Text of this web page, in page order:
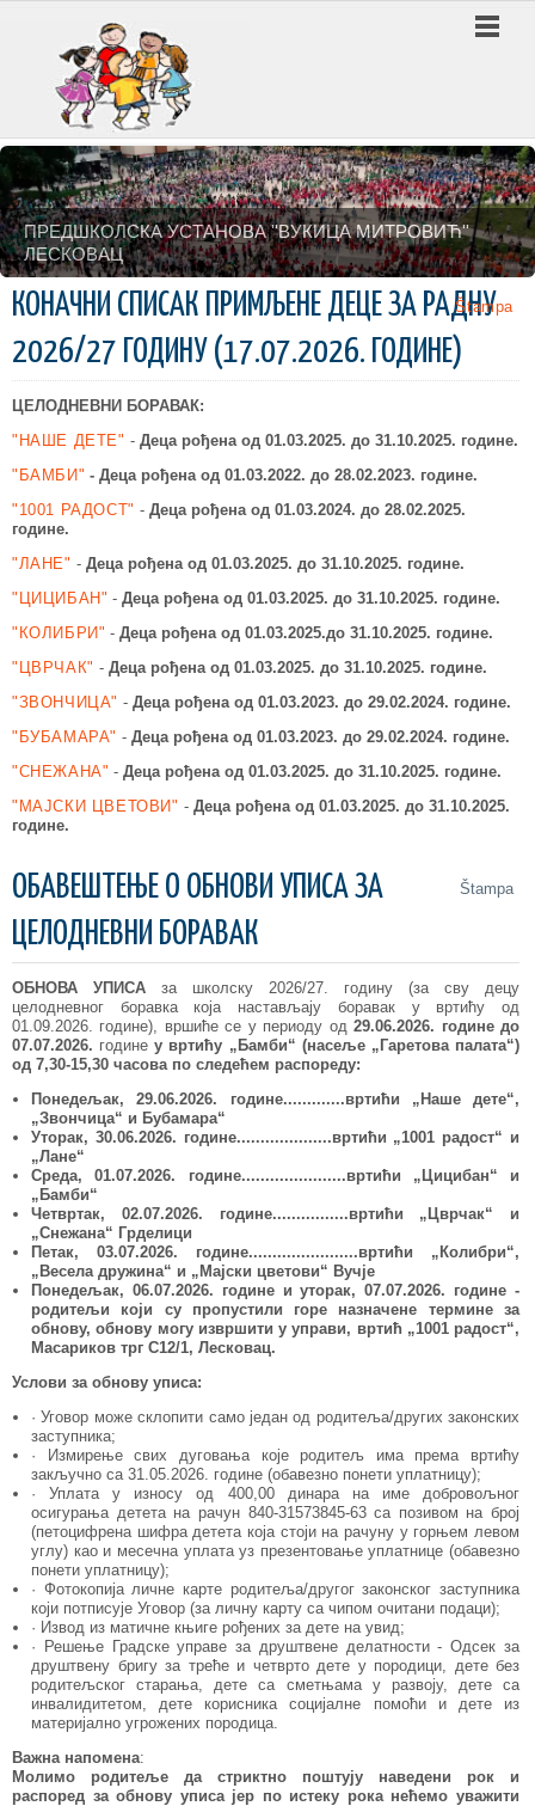
ПРЕДШКОЛСКА УСТАНОВА ''ВУКИЦА МИТРОВИЋ''
ЛЕСКОВАЦ
КОНАЧНИ СПИСАК ПРИМЉЕНЕ ДЕЦЕ ЗА РАДНУ
2026/27 ГОДИНУ (17.07.2026. ГОДИНЕ)
Štampa
ЦЕЛОДНЕВНИ БОРАВАК:
"НАШЕ ДЕТЕ" - Деца рођена од 01.03.2025. до 31.10.2025. године.
"БАМБИ" -Деца рођена од 01.03.2022.до 28.02.2023. године.
"1001 РАДОСТ" - Деца рођена од 01.03.2024. до 28.02.2025.
године.
"ЛАНЕ" - Деца рођена од 01.03.2025. до 31.10.2025. године.
"ЦИЦИБАН" -Деца рођена од 01.03.2025.до 31.10.2025. године.
"КОЛИБРИ" -Деца рођена од 01.03.2025.до 31.10.2025. године.
"ЦВРЧАК" - Деца рођена од 01.03.2025. до 31.10.2025. године.
"ЗВОНЧИЦА" - Деца рођена од 01.03.2023. до 29.02.2024. године.
"БУБАМАРА" - Деца рођена од 01.03.2023. до 29.02.2024. године.
"СНЕЖАНА" -Деца рођена од 01.03.2025.до 31.10.2025. године.
"МАЈСКИ ЦВЕТОВИ" - Деца рођена од 01.03.2025. до 31.10.2025.
године.
ОБАВЕШТЕЊЕ О ОБНОВИ УПИСА ЗА
ЦЕЛОДНЕВНИ БОРАВАК
Štampa
ОБНОВА УПИСА за школску 2026/27. годину (за сву децу
целодневног боравка која настављају боравак у вртићу од
01.09.2026. године), вршиће се у периоду од29.06.2026. годинедо
07.07.2026. годинеу вртићу „Бамби“ (насеље „Гаретова палата“)
од 7,30-15,30 часова по следећем распореду:
Понедељак, 29.06.2026. године.............вртићи „Наше дете“,
„Звончица“ и Бубамара“
Уторак, 30.06.2026. године....................вртићи „1001 радост“ и
„Лане“
Среда, 01.07.2026. године......................вртићи „ Цицибан“ и
„ Бамби“
Четвртак, 02.07.2026. године................вртићи „ Цврчак“ и
„Снежана“ Грделици
Петак, 03.07.2026. године.......................вртићи „ Колибри“,
„Весела дружина“ и „Мајски цветови“ Вучје
Понедељак, 06.07.2026. године и уторак, 07.07.2026. године -
родитељи који су пропустили горе назначене термине за
обнову, обнову могу извршити у управи, вртић „1001 радост“,
Масариков трг С12/1, Лесковац.
Услови за обнову уписа:
· Уговор може склопити само један од родитеља/других законских
заступника;
· Измирење свих дуговања које родитељ има према вртићу
закључно са 31.05.2026. године (обавезно понети уплатницу);
· Уплата у износу од 400,00 динара на име добровољног
осигурања детета на рачун 840-31573845-63 са позивом на број
(петоцифрена шифра детета која стоји на рачуну у горњем левом
углу) као и месечна уплата уз презентовање уплатнице (обавезно
понети уплатницу);
· Фотокопија личне карте родитеља/другог законског заступника
који потписује Уговор (за личну карту са чипом очитани подаци);
· Извод из матичне књиге рођених за дете на увид;
· Решење Градске управе за друштвене делатности - Одсек за
друштвену бригу за треће и четврто дете у породици, дете без
родитељског старања, дете са сметњама у развоју, дете са
инвалидитетом, дете корисника социјалне помоћи и дете из
материјално угрожених породица.
Важна напомена:
Молимо родитеље да стриктно поштују наведени рок и
распоред за обнову уписа јер по истеку рока нећемо уважити